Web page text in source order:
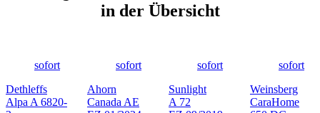
in der Übersicht
sofort
Dethleffs
Alpa A 6820-
sofort
Ahorn
Canada AE
sofort
Sunlight
A 72
sofort
Weinsberg
CaraHome